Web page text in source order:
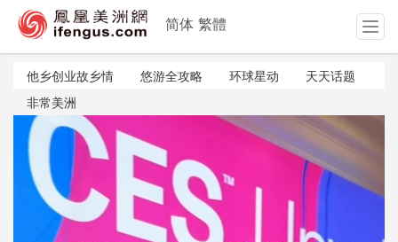
他乡创业故乡情 悠游全攻略 环球星动
天天话题
非常美洲
简体 繁體
T
o
v